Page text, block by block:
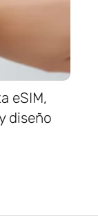
eSIM,
diseño